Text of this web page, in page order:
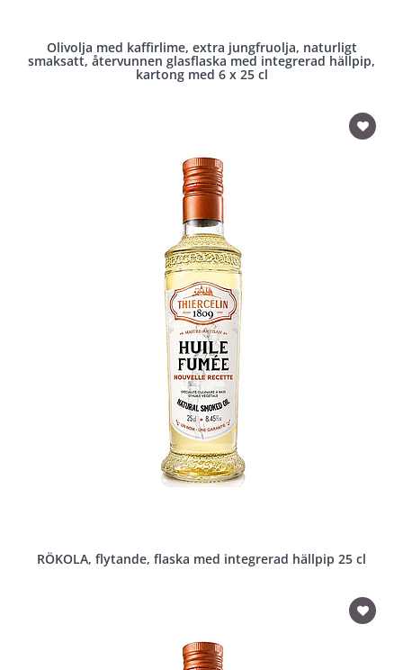
Olivolja med kaffirlime, extra jungfruolja, naturligt
smaksatt, återvunnen glasflaska med integrerad hällpip,
kartong med 6 x 25 cl
RÖKOLA, flytande, flaska med integrerad hällpip 25 cl